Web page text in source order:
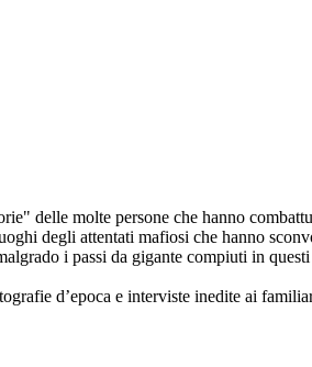
delle molte persone che hanno
degli attentati mafiosi che hanno
i passi da gigante compiuti in
d’epoca e interviste inedite ai